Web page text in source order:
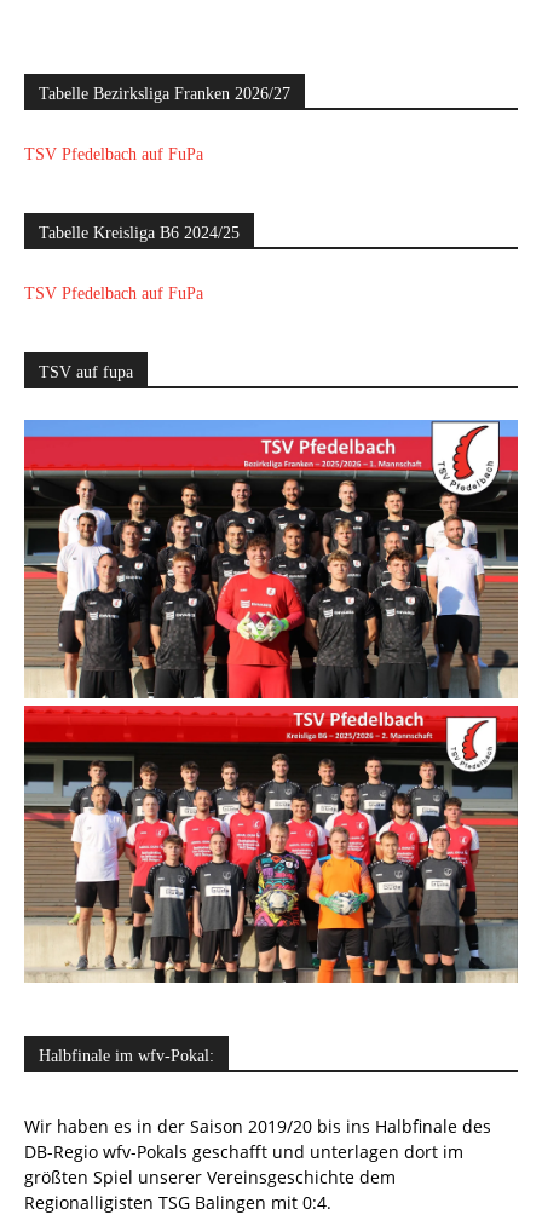
Tabelle Bezirksliga Franken 2026/27
TSV Pfedelbach auf FuPa
Tabelle Kreisliga B6 2024/25
TSV Pfedelbach auf FuPa
TSV auf fupa
Halbfinale im wfv-Pokal:
Wir haben es in der Saison 2019/20 bis ins Halbfinale des
DB-Regio wfv-Pokals geschafft und unterlagen dort im
größten Spiel unserer Vereinsgeschichte dem
Regionalligisten TSG Balingen mit 0:4.